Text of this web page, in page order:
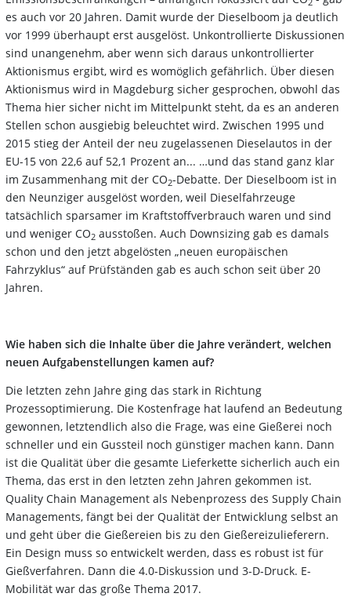
es auch vor 20 Jahren. Damit wurde der Dieselboom ja deutlich
vor 1999 überhaupt erst ausgelöst. Unkontrollierte Diskussionen
sind unangenehm, aber wenn sich daraus unkontrollierter
Aktionismus ergibt, wird es womöglich gefährlich. Über diesen
Aktionismus wird in Magdeburg sicher gesprochen, obwohl das
Thema hier sicher nicht im Mittelpunkt steht, da es an anderen
Stellen schon ausgiebig beleuchtet wird. Zwischen 1995 und
2015 stieg der Anteil der neu zugelassenen Dieselautos in der
EU-15 von 22,6 auf 52,1 Prozent an... …und das stand ganz klar
im Zusammenhang mit der CO2-Debatte. Der Dieselboom ist in
den Neunziger ausgelöst worden, weil Dieselfahrzeuge
tatsächlich sparsamer im Kraftstoffverbrauch waren und sind
und weniger CO2 ausstoßen. Auch Downsizing gab es damals
schon und den jetzt abgelösten „neuen europäischen
Fahrzyklus“ auf Prüfständen gab es auch schon seit über 20
Jahren.
Wie haben sich die Inhalte über die Jahre verändert, welchen
neuen Aufgabenstellungen kamen auf?
Die letzten zehn Jahre ging das stark in Richtung
Prozessoptimierung. Die Kostenfrage hat laufend an Bedeutung
gewonnen, letztendlich also die Frage, was eine Gießerei noch
schneller und ein Gussteil noch günstiger machen kann. Dann
ist die Qualität über die gesamte Lieferkette sicherlich auch ein
Thema, das erst in den letzten zehn Jahren gekommen ist.
Quality Chain Management als Nebenprozess des Supply Chain
Managements, fängt bei der Qualität der Entwicklung selbst an
und geht über die Gießereien bis zu den Gießereizulieferern.
Ein Design muss so entwickelt werden, dass es robust ist für
Gießverfahren. Dann die 4.0-Diskussion und 3-D-Druck. E-
Mobilität war das große Thema 2017.